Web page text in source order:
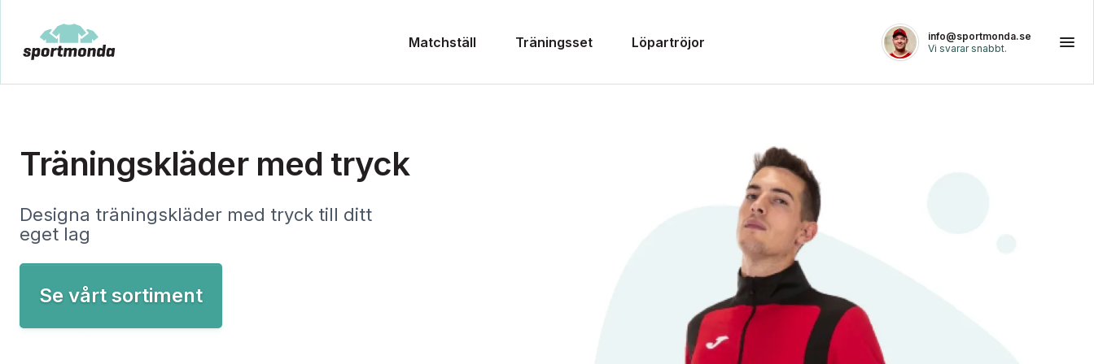
Matchställ Träningsset Löpartröjor
info@sportmonda.se
Vi svarar snabbt.
Träningskläder med tryck
Designa träningskläder med tryck till ditt
eget lag
Se vårt sortiment